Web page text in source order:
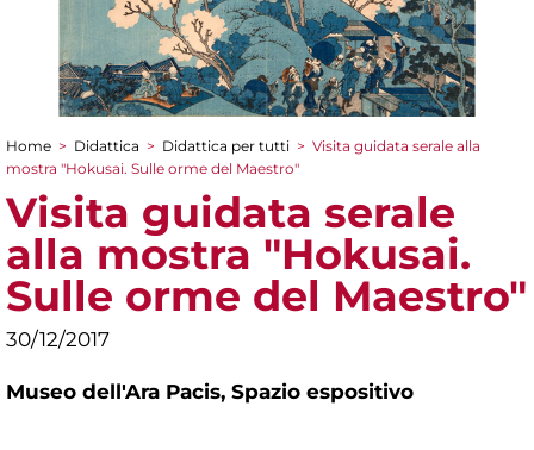
Tu sei qui
Home > Didattica > Didattica per tutti > Visita guidata serale alla
mostra "Hokusai. Sulle orme del Maestro"
Visita guidata serale
alla mostra "Hokusai.
Sulle orme del Maestro"
30/12/2017
Museo dell'Ara Pacis, Spazio espositivo